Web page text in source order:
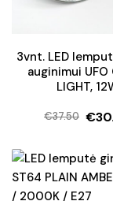
3vnt. LED
auginimui UFO
LIGHT,
€37.50
was:
€
is: